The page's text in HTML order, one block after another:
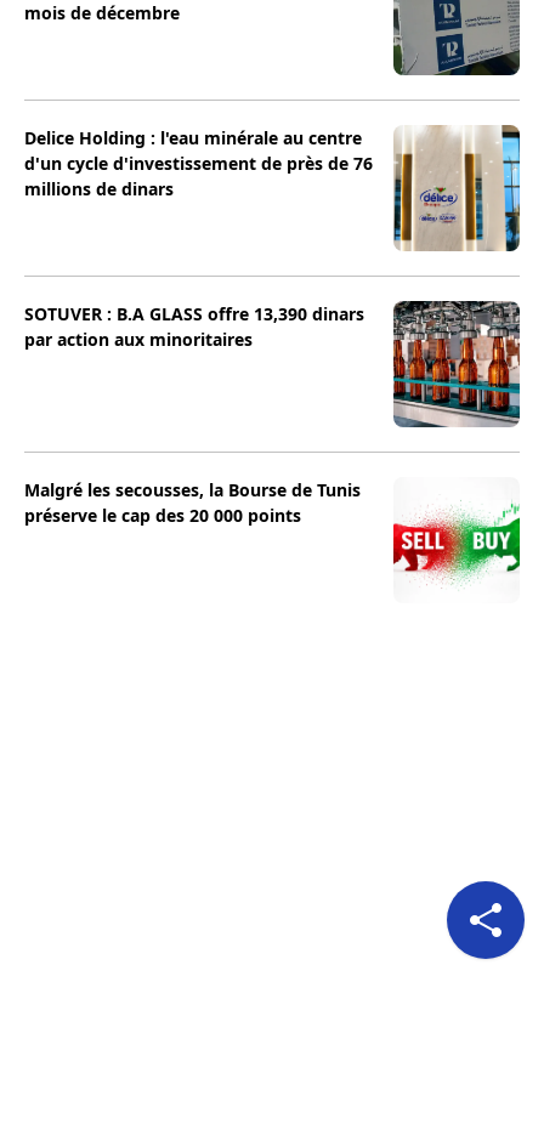
mois de décembre
Delice Holding : l'eau minérale au centre
d'un cycle d'investissement de près de 76
millions de dinars
SOTUVER : B.A GLASS offre 13,390 dinars
par action aux minoritaires
Malgré les secousses, la Bourse de Tunis
préserve le cap des 20 000 points